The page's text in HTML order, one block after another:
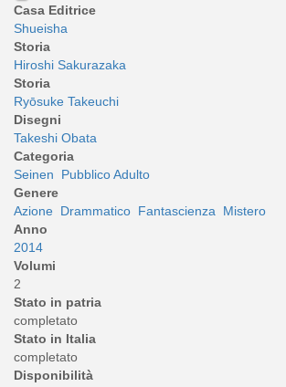
Casa Editrice
Shueisha
Storia
Hiroshi Sakurazaka
Storia
Ryōsuke Takeuchi
Disegni
Takeshi Obata
Categoria
Seinen
Pubblico Adulto
Genere
Azione Drammatico Fantascienza
Mistero
Anno
2014
Volumi
2
Stato in patria
completato
Stato in Italia
completato
Disponibilità